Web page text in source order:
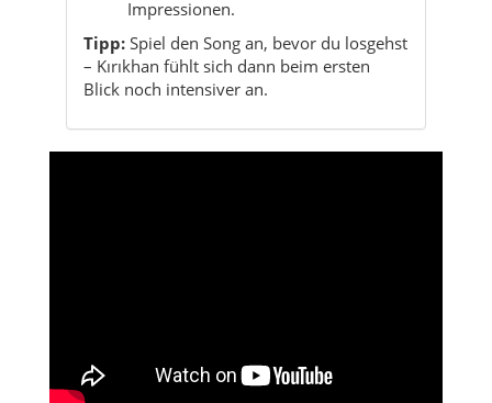
überraschende Basalt-Details